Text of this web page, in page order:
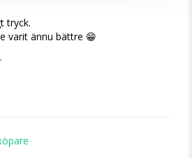
tryck.
varit ännu bättre 😁